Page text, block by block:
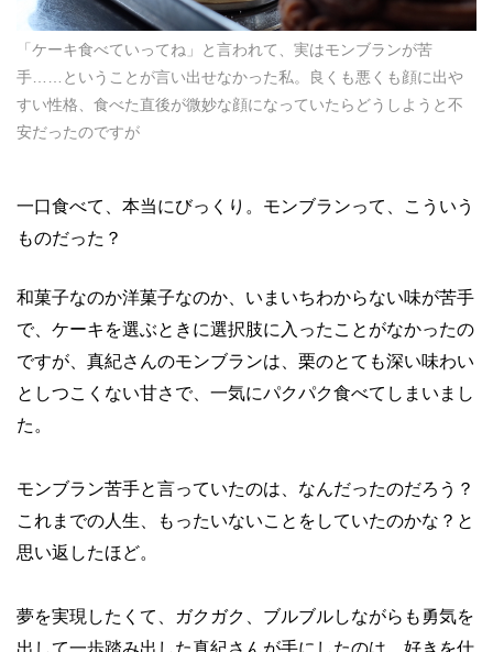
「ケーキ食べていってね」と言われて、実はモンブランが苦
手……ということが言い出せなかった私。良くも悪くも顔に出や
すい性格、食べた直後が微妙な顔になっていたらどうしようと不
安だったのですが
一口食べて、本当にびっくり。モンブランって、こういう
ものだった？
和菓子なのか洋菓子なのか、いまいちわからない味が苦手
で、ケーキを選ぶときに選択肢に入ったことがなかったの
ですが、真紀さんのモンブランは、栗のとても深い味わい
としつこくない甘さで、一気にパクパク食べてしまいまし
た。
モンブラン苦手と言っていたのは、なんだったのだろう？
これまでの人生、もったいないことをしていたのかな？と
思い返したほど。
夢を実現したくて、ガクガク、ブルブルしながらも勇気を
出して一歩踏み出した真紀さんが手にしたのは、好きを仕